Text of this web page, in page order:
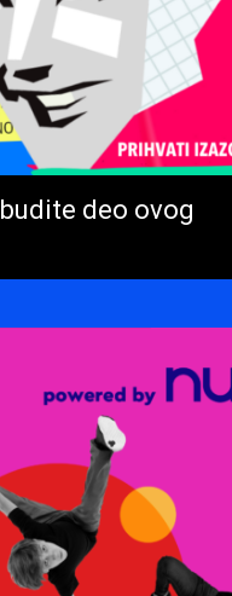
deo ovog